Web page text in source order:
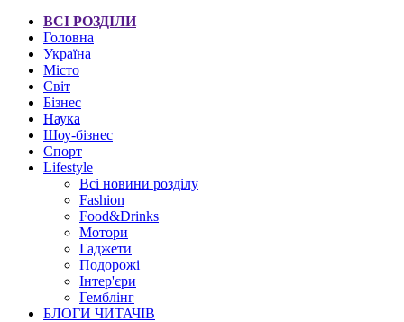
ВСІ РОЗДІЛИ
Головна
Україна
Місто
Світ
Бізнес
Наука
Шоу-бізнес
Спорт
Lifestyle
Всі новини розділу
Fashion
Food&Drinks
Мотори
Гаджети
Подорожі
Інтер'єри
Гемблінг
БЛОГИ ЧИТАЧІВ